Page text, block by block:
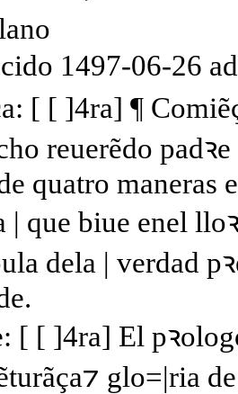
1497-06-26
[ [ ]4ra] ¶
reuerẽdo
quatro maneras
| que biue enel
dela | verdad
[ [ ]4ra] El
glo=|ria